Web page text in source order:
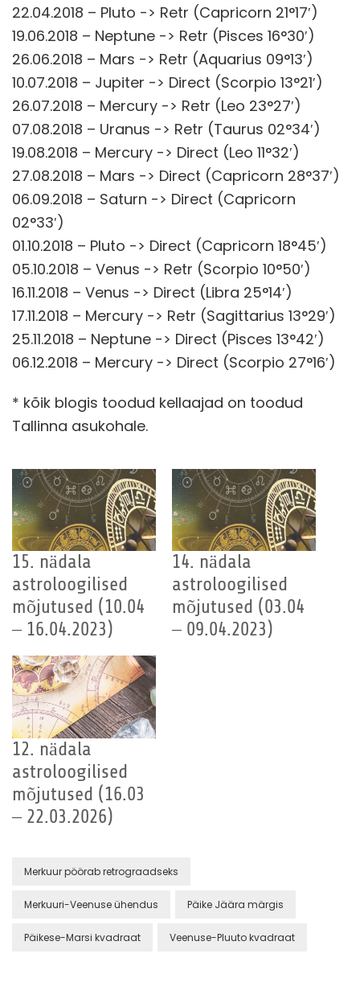
22.04.2018 – Pluto -> Retr (Capricorn 21°17′)
19.06.2018 – Neptune -> Retr (Pisces 16°30′)
26.06.2018 – Mars -> Retr (Aquarius 09°13′)
10.07.2018 – Jupiter -> Direct (Scorpio 13°21′)
26.07.2018 – Mercury -> Retr (Leo 23°27′)
07.08.2018 – Uranus -> Retr (Taurus 02°34′)
19.08.2018 – Mercury -> Direct (Leo 11°32′)
27.08.2018 – Mars -> Direct (Capricorn 28°37′)
06.09.2018 – Saturn -> Direct (Capricorn
02°33′)
01.10.2018 – Pluto -> Direct (Capricorn 18°45′)
05.10.2018 – Venus -> Retr (Scorpio 10°50′)
16.11.2018 – Venus -> Direct (Libra 25°14′)
17.11.2018 – Mercury -> Retr (Sagittarius 13°29′)
25.11.2018 – Neptune -> Direct (Pisces 13°42′)
06.12.2018 – Mercury -> Direct (Scorpio 27°16′)
* kõik blogis toodud kellaajad on toodud
Tallinna asukohale.
15. nädala
astroloogilised
mõjutused (10.04
– 16.04.2023)
14. nädala
astroloogilised
mõjutused (03.04
– 09.04.2023)
12. nädala
astroloogilised
mõjutused (16.03
– 22.03.2026)
Merkuur pöörab retrograadseks
Merkuuri-Veenuse ühendus Päike Jäära märgis
Päikese-Marsi kvadraat Veenuse-Pluuto kvadraat